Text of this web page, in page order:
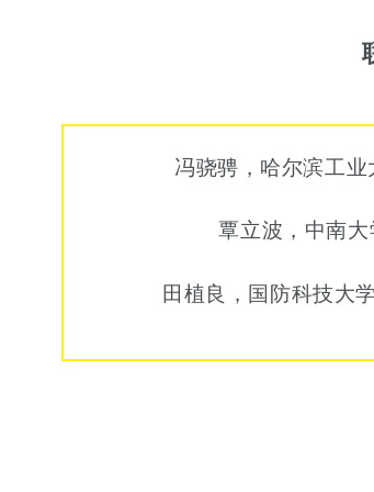
冯骁骋，哈尔滨工业
覃立波，中南大
田植良，国防科技大